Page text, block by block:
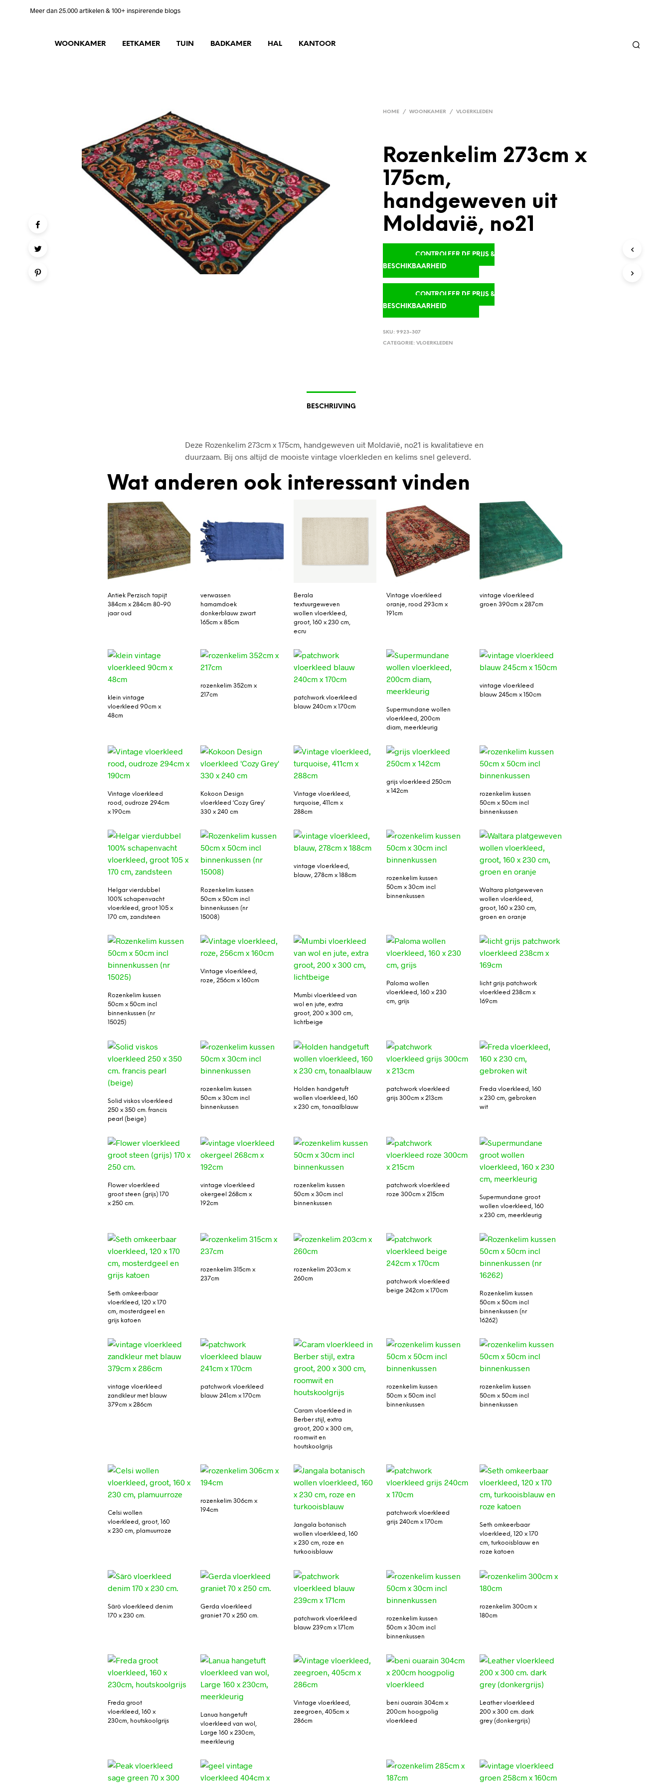
Meer dan 25.000 artikelen & 100+ inspirerende blogs
WOONKAMER EETKAMER TUIN BADKAMER HAL KANTOOR
HOME / WOONKAMER / VLOERKLEDEN
Rozenkelim 273cm x
175cm,
handgeweven uit
Moldavië, no21
CONTROLEER DE PRIJS &
BESCHIKBAARHEID
CONTROLEER DE PRIJS &
BESCHIKBAARHEID
SKU:9923-307
CATEGORIE:VLOERKLEDEN
BESCHRIJVING
Deze Rozenkelim 273cm x 175cm, handgeweven uit Moldavië, no21 is kwalitatieve en
duurzaam. Bij ons altijd de mooiste vintage vloerkleden en kelims snel geleverd.
Wat anderen ook interessant vinden
Antiek Perzisch tapijt
384cm x 284cm 80-90
jaar oud
verwassen
hamamdoek
donkerblauw zwart
165cm x 85cm
Berala
textuurgeweven
wollen vloerkleed,
groot, 160 x 230 cm,
ecru
Vintage vloerkleed
oranje, rood 293cm x
191cm
vintage vloerkleed
groen 390cm x 287cm
klein vintage
vloerkleed 90cm x
48cm
rozenkelim 352cm x
217cm
patchwork vloerkleed
blauw 240cm x 170cm
Supermundane wollen
vloerkleed, 200cm
diam, meerkleurig
vintage vloerkleed
blauw 245cm x 150cm
Vintage vloerkleed
rood, oudroze 294cm
x 190cm
Kokoon Design
vloerkleed ‘Cozy Grey’
330 x 240 cm
Vintage vloerkleed,
turquoise, 411cm x
288cm
grijs vloerkleed 250cm
x 142cm
rozenkelim kussen
50cm x 50cm incl
binnenkussen
Helgar vierdubbel
100% schapenvacht
vloerkleed, groot 105 x
170 cm, zandsteen
Rozenkelim kussen
50cm x 50cm incl
binnenkussen (nr
15008)
vintage vloerkleed,
blauw, 278cm x 188cm
rozenkelim kussen
50cm x 30cm incl
binnenkussen
Waltara platgeweven
wollen vloerkleed,
groot, 160 x 230 cm,
groen en oranje
Rozenkelim kussen
50cm x 50cm incl
binnenkussen (nr
15025)
Vintage vloerkleed,
roze, 256cm x 160cm
Mumbi vloerkleed van
wol en jute, extra
groot, 200 x 300 cm,
lichtbeige
Paloma wollen
vloerkleed, 160 x 230
cm, grijs
licht grijs patchwork
vloerkleed 238cm x
169cm
Solid viskos vloerkleed
250 x 350 cm. francis
pearl (beige)
rozenkelim kussen
50cm x 30cm incl
binnenkussen
Holden handgetuft
wollen vloerkleed, 160
x 230 cm, tonaalblauw
patchwork vloerkleed
grijs 300cm x 213cm
Freda vloerkleed, 160
x 230 cm, gebroken
wit
Flower vloerkleed
groot steen (grijs) 170
x 250 cm.
vintage vloerkleed
okergeel 268cm x
192cm
rozenkelim kussen
50cm x 30cm incl
binnenkussen
patchwork vloerkleed
roze 300cm x 215cm
Supermundane groot
wollen vloerkleed, 160
x 230 cm, meerkleurig
Seth omkeerbaar
vloerkleed, 120 x 170
cm, mosterdgeel en
grijs katoen
rozenkelim 315cm x
237cm
rozenkelim 203cm x
260cm
patchwork vloerkleed
beige 242cm x 170cm
Rozenkelim kussen
50cm x 50cm incl
binnenkussen (nr
16262)
vintage vloerkleed
zandkleur met blauw
379cm x 286cm
patchwork vloerkleed
blauw 241cm x 170cm
Caram vloerkleed in
Berber stijl, extra
groot, 200 x 300 cm,
roomwit en
houtskoolgrijs
rozenkelim kussen
50cm x 50cm incl
binnenkussen
rozenkelim kussen
50cm x 50cm incl
binnenkussen
Celsi wollen
vloerkleed, groot, 160
x 230 cm, plamuurroze
rozenkelim 306cm x
194cm
Jangala botanisch
wollen vloerkleed, 160
x 230 cm, roze en
turkooisblauw
patchwork vloerkleed
grijs 240cm x 170cm
Seth omkeerbaar
vloerkleed, 120 x 170
cm, turkooisblauw en
roze katoen
Särö vloerkleed denim
170 x 230 cm.
Gerda vloerkleed
graniet 70 x 250 cm.
patchwork vloerkleed
blauw 239cm x 171cm
rozenkelim kussen
50cm x 30cm incl
binnenkussen
rozenkelim 300cm x
180cm
Freda groot
vloerkleed, 160 x
230cm, houtskoolgrijs
Lanua hangetuft
vloerkleed van wol,
Large 160 x 230cm,
meerkleurig
Vintage vloerkleed,
zeegroen, 405cm x
286cm
beni ouarain 304cm x
200cm hoogpolig
vloerkleed
Leather vloerkleed
200 x 300 cm. dark
grey (donkergrijs)